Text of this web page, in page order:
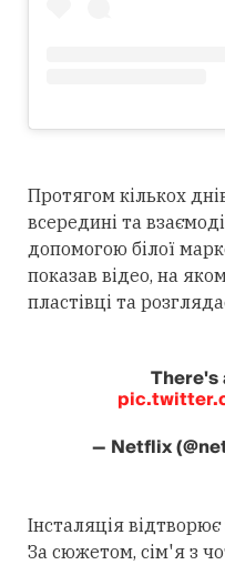
Протягом кількох
всередині та
допомогою білої
показав відео, на
пластівці та
There's
— Netflix
Інсталяція
За сюжетом, сім'я з